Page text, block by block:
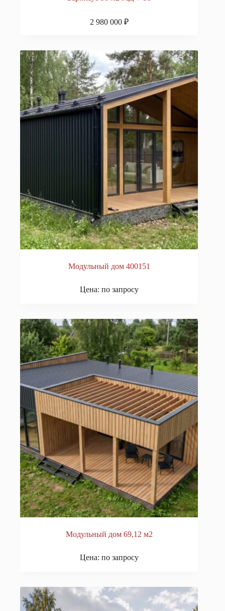
2 980 000 ₽
Модульный дом 400151
Цена: по запросу
Модульный дом 69,12 м2
Цена: по запросу